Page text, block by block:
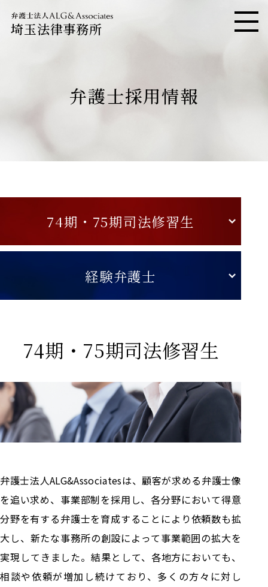
埼玉法律事務所
弁護士採用情報
74期・ 75期司法修習生
経験弁護士
74期・75期司法修習生
弁護士法人ALG&Associatesは、顧客が求める弁護士像
を追い求め、事業部制を採用し、各分野において得意
分野を有する弁護士を育成することにより依頼数も拡
大し、新たな事務所の創設によって事業範囲の拡大を
実現してきました。結果として、各地方においても、
相談や依頼が増加し続けており、多くの方々に対し